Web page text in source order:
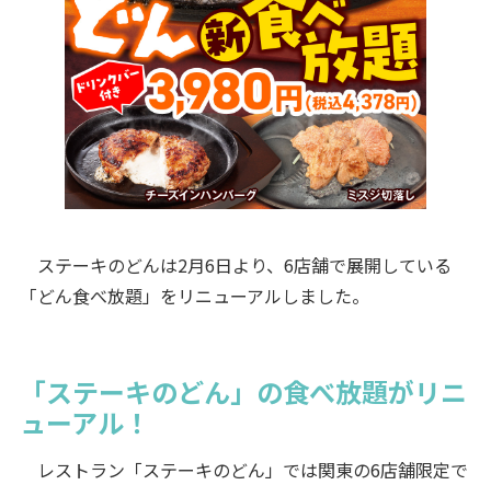
ステーキのどんは2月6日より、6店舗で展開している
「どん食べ放題」をリニューアルしました。
「ステーキのどん」の食べ放題がリニ
ューアル！
レストラン「ステーキのどん」では関東の6店舗限定で